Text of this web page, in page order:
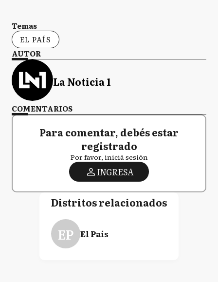
Temas
EL PAÍS
AUTOR
La Noticia 1
COMENTARIOS
Para comentar, debés estar
registrado
Por favor, iniciá sesión
INGRESA
Distritos relacionados
EP El País